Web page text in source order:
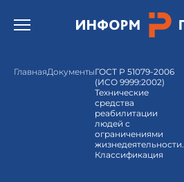
Открыть бургер меню.
ГлавнаяДокументыГОСТ Р 51079-2006
(ИСО 9999:2002)
Технические
средства
реабилитации
людей с
ограничениями
жизнедеятельности.
Классификация